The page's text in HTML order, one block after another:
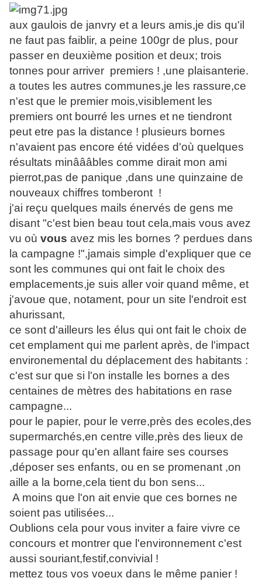
aux gaulois de janvry et a leurs amis,je dis qu'il
ne faut pas faiblir, a peine 100gr de plus, pour
passer en deuxième position et deux; trois
tonnes pour arriver premiers ! ,une plaisanterie.
a toutes les autres communes,je les rassure,ce
n'est que le premier mois,visiblement les
premiers ont bourré les urnes et ne tiendront
peut etre pas la distance ! plusieurs bornes
n'avaient pas encore été vidées d'où quelques
résultats minâââbles comme dirait mon ami
pierrot,pas de panique ,dans une quinzaine de
nouveaux chiffres tomberont !
j'ai reçu quelques mails énervés de gens me
disant "c'est bien beau tout cela,mais vous avez
vu où vous avez mis les bornes ? perdues dans
la campagne !",jamais simple d'expliquer que ce
sont les communes qui ont fait le choix des
emplacements,je suis aller voir quand même, et
j'avoue que, notament, pour un site l'endroit est
ahurissant,
ce sont d'ailleurs les élus qui ont fait le choix de
cet emplament qui me parlent après, de l'impact
environemental du déplacement des habitants :
c'est sur que si l'on installe les bornes a des
centaines de mètres des habitations en rase
campagne...
pour le papier, pour le verre,près des ecoles,des
supermarchés,en centre ville,près des lieux de
passage pour qu'en allant faire ses courses
,déposer ses enfants, ou en se promenant ,on
aille a la borne,cela tient du bon sens...
A moins que l'on ait envie que ces bornes ne
soient pas utilisées...
Oublions cela pour vous inviter a faire vivre ce
concours et montrer que l'environnement c'est
aussi souriant,festif,convivial !
mettez tous vos voeux dans le même panier !